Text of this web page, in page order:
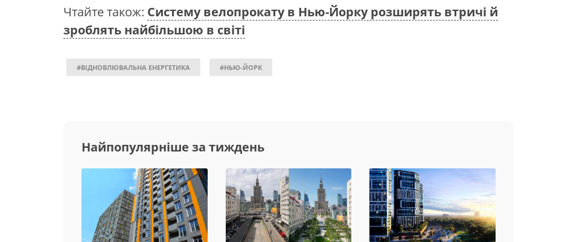
Чтайте також: Систему велопрокату в Нью-Йорку розширять втричі й
зроблять найбільшою в світі
#ВІДНОВЛЮВАЛЬНА ЕНЕРГЕТИКА #НЬЮ-ЙОРК
Найпопулярніше за тиждень